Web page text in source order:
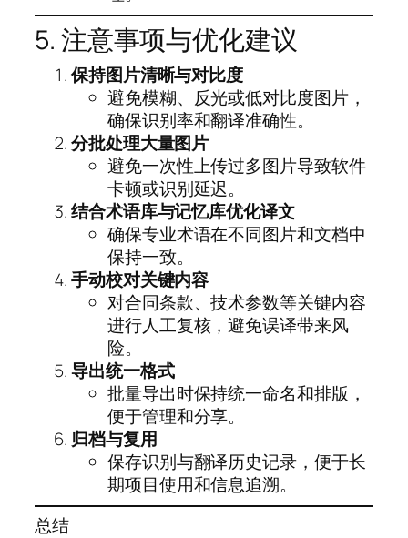
5. 注意事项与优化建议
保持图片清晰与对比度
避免模糊、反光或低对比度图片，
确保识别率和翻译准确性。
分批处理大量图片
避免一次性上传过多图片导致软件
卡顿或识别延迟。
结合术语库与记忆库优化译文
确保专业术语在不同图片和文档中
保持一致。
手动校对关键内容
对合同条款、技术参数等关键内容
进行人工复核，避免误译带来风
险。
导出统一格式
批量导出时保持统一命名和排版，
便于管理和分享。
归档与复用
保存识别与翻译历史记录，便于长
期项目使用和信息追溯。
总结